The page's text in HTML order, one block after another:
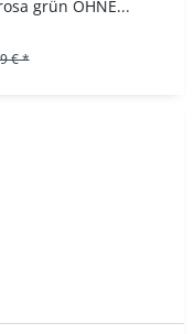
grün OHNE...
€ *